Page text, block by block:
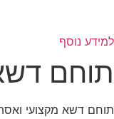
למידע נוסף
תוחם
תוחם דשא מקצועי